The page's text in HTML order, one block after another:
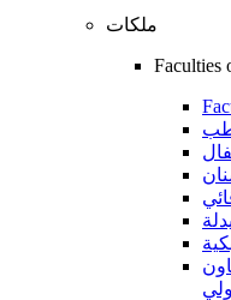
ملكات
Faculties